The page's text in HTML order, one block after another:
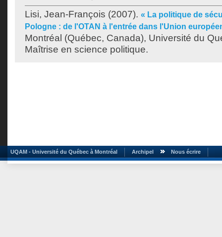
Lisi, Jean-François (2007). « La politique de
Pologne : de l'OTAN à l'entrée dans l'Union
Montréal (Québec, Canada), Université du
Maîtrise en science politique.
UQAM - Université du Québec à Montréal Archipel Nous écrire